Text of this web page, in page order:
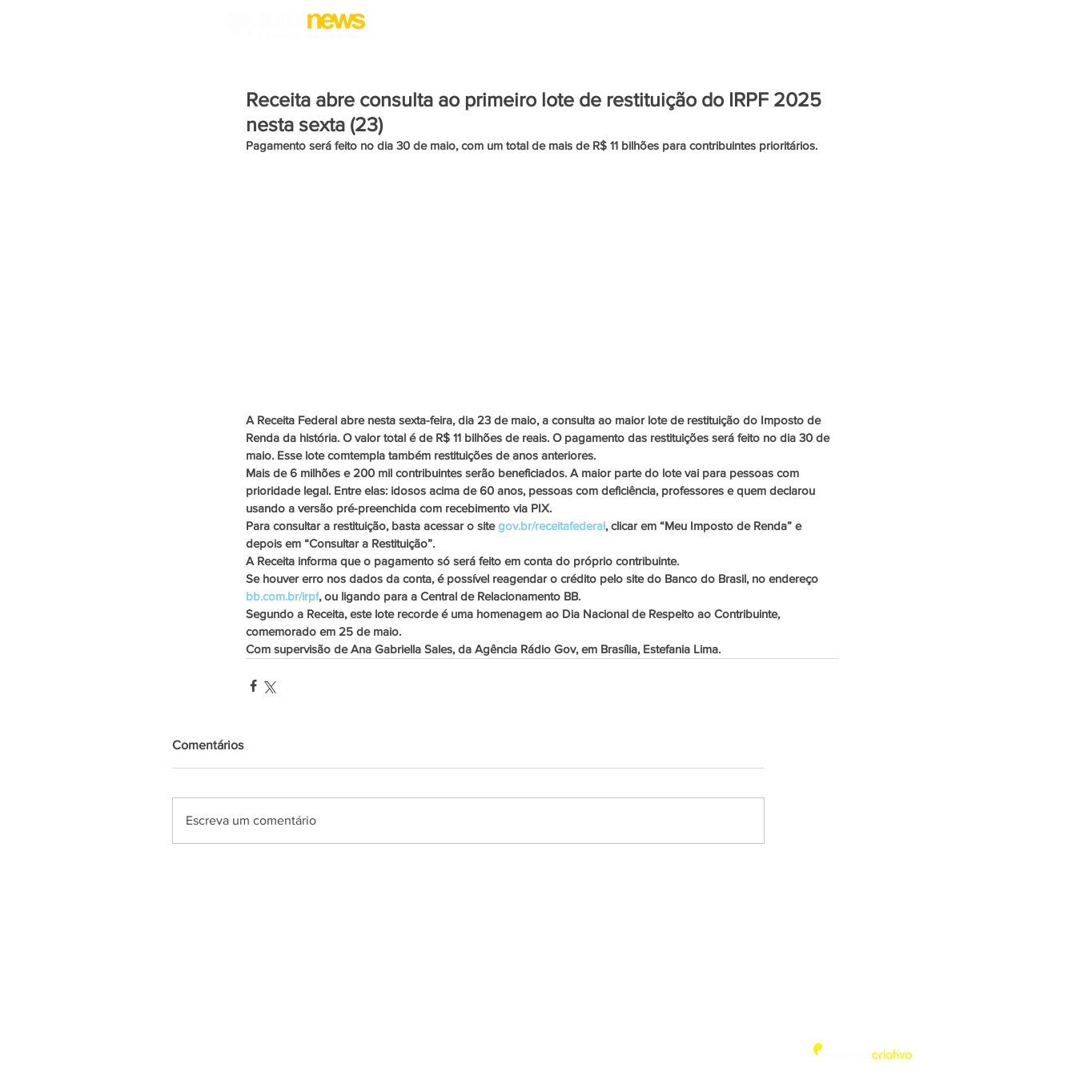
Receita abre consulta ao primeiro lote de restituição do IRPF 2025
nesta sexta (23)
Pagamento será feito no dia 30 de maio, com um total de mais de R$ 11 bilhões para contribuintes prioritários.
A Receita Federal abre nesta sexta-feira, dia 23 de maio, a consulta ao maior lote de restituição do Imposto de
Renda da história. O valor total é de R$ 11 bilhões de reais. O pagamento das restituições será feito no dia 30 de
maio. Esse lote comtempla também restituições de anos anteriores.
Mais de 6 milhões e 200 mil contribuintes serão beneficiados. A maior parte do lote vai para pessoas com
prioridade legal. Entre elas: idosos acima de 60 anos, pessoas com deficiência, professores e quem declarou
usando a versão pré-preenchida com recebimento via PIX.
Para consultar a restituição, basta acessar o site gov.br/receitafederal, clicar em “Meu Imposto de Renda” e
depois em “Consultar a Restituição”.
A Receita informa que o pagamento só será feito em conta do próprio contribuinte.
Se houver erro nos dados da conta, é possível reagendar o crédito pelo site do Banco do Brasil, no endereço
bb.com.br/irpf, ou ligando para a Central de Relacionamento BB.
Segundo a Receita, este lote recorde é uma homenagem ao Dia Nacional de Respeito ao Contribuinte,
comemorado em 25 de maio.
Com supervisão de Ana Gabriella Sales, da Agência Rádio Gov, em Brasília, Estefania Lima.
Comentários
Escreva um comentário